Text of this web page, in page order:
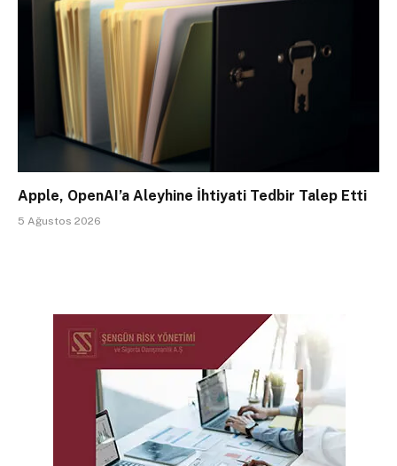
Apple, OpenAI’a Aleyhine İhtiyati Tedbir Talep Etti
5 Ağustos 2026